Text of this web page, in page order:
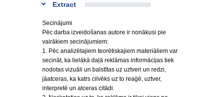
Extract
Secinājumi
Pēc darba izveidošanas autore ir nonākusi pie
vairākiem secinājumiem:
1. Pēc analizētajiem teorētiskajiem materiāliem var
secināt, ka lielākā daļā reklāmas informācijas tiek
nodotas vizuāli un balstītas uz uztveri un redzi,
jāatceras, ka katrs cilvēks uz to reaģē, uztver,
interpretē un atceras citādi.